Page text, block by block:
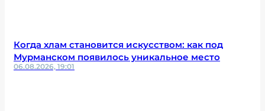
Когда хлам становится искусством: как под
Мурманском появилось уникальное место
06.08.2026, 19:01